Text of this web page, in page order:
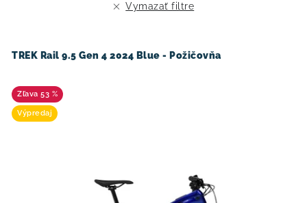
u
t
o
o
u
k
Vymazať filtre
TREK Rail 9.5 Gen 4 2024 Blue - Požičovňa
53 %
Výpredaj